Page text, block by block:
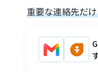
重要な連絡先だ